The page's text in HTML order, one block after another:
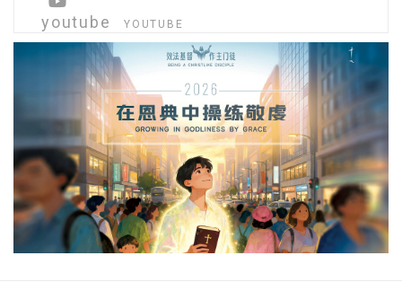
youtube YOUTUBE